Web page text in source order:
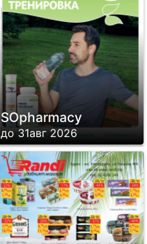
SОpharmacy
до 31авг 2026